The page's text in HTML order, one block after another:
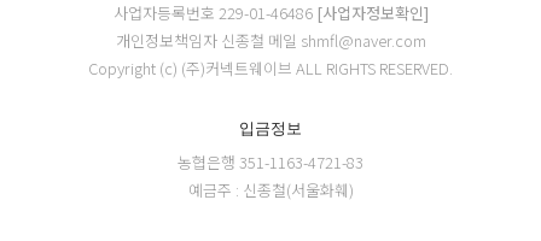
사업자등록번호 229-01-46486 [사업자정보확인]
개인정보책임자 신종철 메일 shmfl@naver.com
Copyright (c) (주)커넥트웨이브 ALL RIGHTS RESERVED.
입금정보
농협은행 351-1163-4721-83
예금주 : 신종철(서울화훼)